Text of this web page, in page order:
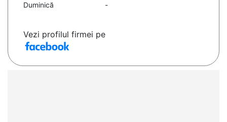
Duminică
-
Vezi profilul firmei pe